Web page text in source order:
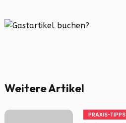
Weitere Artikel
PRAXIS-TIPPS